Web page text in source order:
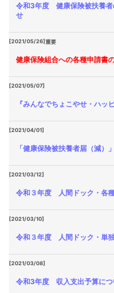
令和3年度 健康保険被扶養者
せ
[2021/05/26]重要
健康保険組合への各種申請書
[2021/05/07]
『みんなでちょこやせ・ハ
[2021/04/01]
「健康保険被扶養者届（減）
[2021/03/12]
令和３年度 人間ドック・各
[2021/03/10]
令和３年度 人間ドック・単
[2021/03/08]
令和3年度 収入支出予算につ